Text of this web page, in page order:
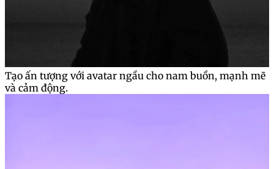
Tạo ấn tượng với avatar ngầu cho nam buồn, mạnh mẽ
và cảm động.